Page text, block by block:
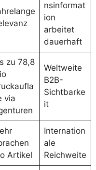
nsinformat
ion
arbeitet
dauerhaft
zu 78,8
via
Weltweite
B2B-
Sichtbarke
it
Artikel
Internation
ale
Reichweite